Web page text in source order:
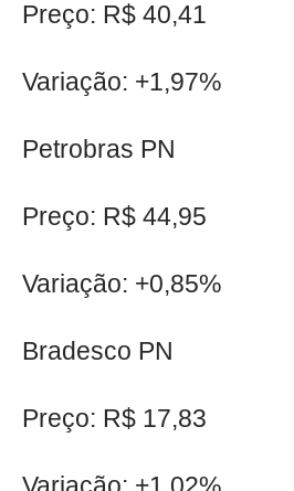
Preço: R$ 40,41
Variação: +1,97%
Petrobras PN
Preço: R$ 44,95
Variação: +0,85%
Bradesco PN
Preço: R$ 17,83